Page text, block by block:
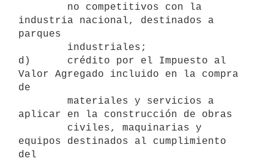
industria nacional, destinados a
parques
d)      crédito por el Impuesto al
Valor Agregado incluido en la compra
de
aplicar en la construcción de obras
equipos destinados al cumplimiento
del